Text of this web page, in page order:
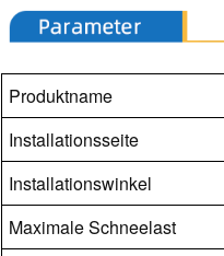
Produktname
Installationsseite
Installationswinkel
Maximale Schneelast